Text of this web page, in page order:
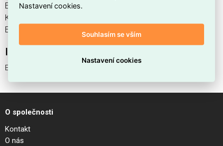
EGO MAGNETIC DRIVER 250W 48V BK nabízíme od 1 ks.
Kód EMAS EGO MAGNETIC DRIVER 250W 48V BK je
ELSVOS1786179.
EGO MAGNETIC DRIVER 250W 48V BK
O společnosti
Kontakt
O nás
Nastavení cookies.
Souhlasím se vším
Nastavení cookies